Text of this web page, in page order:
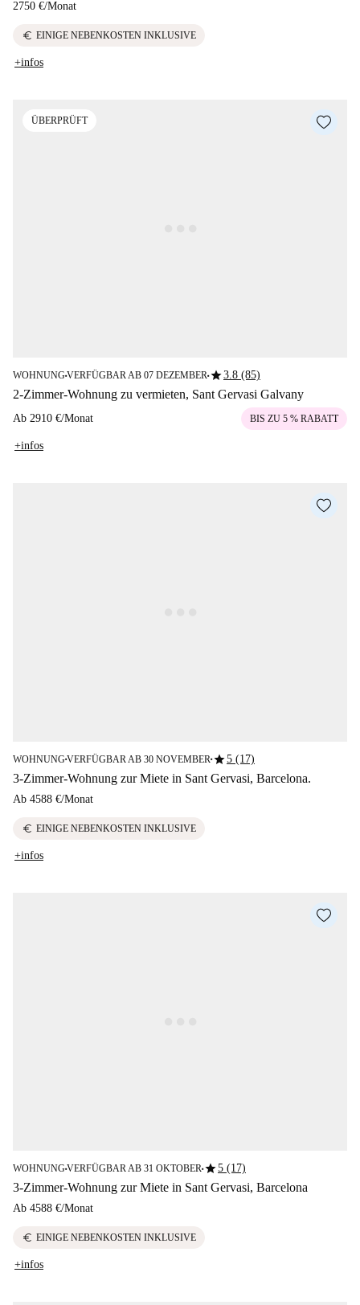
2750 €/Monat
euro EINIGE NEBENKOSTEN INKLUSIVE
+infos
ÜBERPRÜFT
WOHNUNG■VERFÜGBAR AB 07 DEZEMBER■star3.8 (85)
2-Zimmer-Wohnung zu vermieten, Sant Gervasi Galvany
Ab 2910 €/Monat BIS ZU 5 % RABATT
+infos
WOHNUNG■VERFÜGBAR AB 30 NOVEMBER ■star5 (17)
3-Zimmer-Wohnung zur Miete in Sant Gervasi, Barcelona.
Ab 4588 €/Monat
euro EINIGE NEBENKOSTEN INKLUSIVE
+infos
WOHNUNG■VERFÜGBAR AB 31 OKTOBER■star5 (17)
3-Zimmer-Wohnung zur Miete in Sant Gervasi, Barcelona
Ab 4588 €/Monat
euro EINIGE NEBENKOSTEN INKLUSIVE
+infos